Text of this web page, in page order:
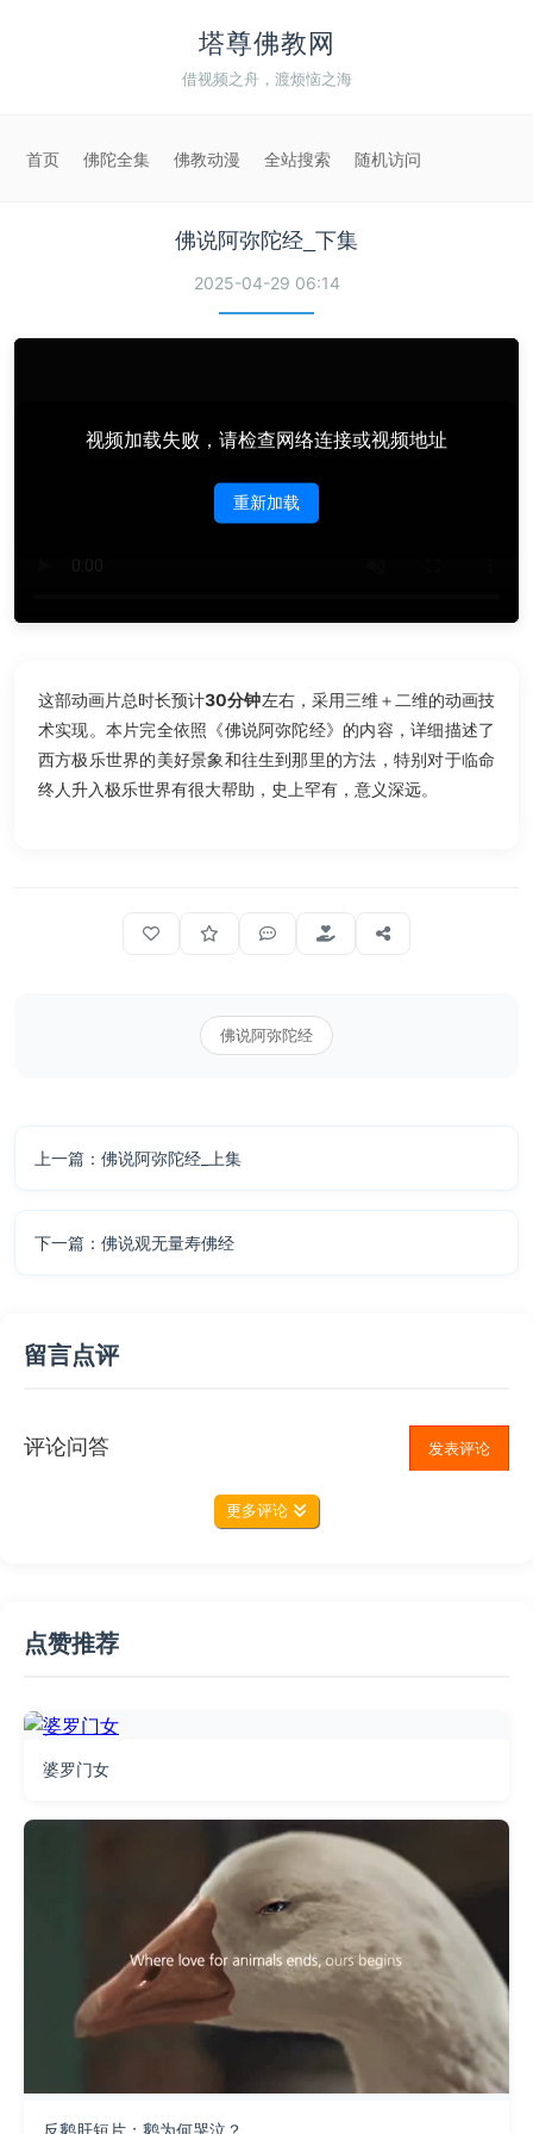
塔尊佛教网
借视频之舟，渡烦恼之海
首页 佛陀全集 佛教动漫 全站搜索 随机访问
佛说阿弥陀经_下集
2025-04-29 06:14
视频加载失败，请检查网络连接或视频地址
重新加载
这部动画片总时长预计30分钟左右，采用三维＋二维的动画技
术实现。本片完全依照《佛说阿弥陀经》的内容，详细描述了
西方极乐世界的美好景象和往生到那里的方法，特别对于临命
终人升入极乐世界有很大帮助，史上罕有，意义深远。
佛说阿弥陀经
上一篇：佛说阿弥陀经_上集
下一篇：佛说观无量寿佛经
留言点评
评论问答 发表评论
更多评论
点赞推荐
婆罗门女